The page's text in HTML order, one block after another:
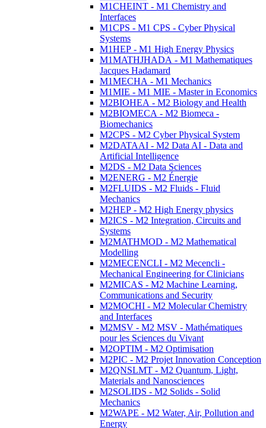
M1CHEINT - M1 Chemistry and
Interfaces
M1CPS - M1 CPS - Cyber Physical
Systems
M1HEP - M1 High Energy Physics
M1MATHJHADA - M1 Mathematiques
Jacques Hadamard
M1MECHA - M1 Mechanics
M1MIE - M1 MIE - Master in Economics
M2BIOHEA - M2 Biology and Health
M2BIOMECA - M2 Biomeca -
Biomechanics
M2CPS - M2 Cyber Physical System
M2DATAAI - M2 Data AI - Data and
Artificial Intelligence
M2DS - M2 Data Sciences
M2ENERG - M2 Énergie
M2FLUIDS - M2 Fluids - Fluid
Mechanics
M2HEP - M2 High Energy physics
M2ICS - M2 Integration, Circuits and
Systems
M2MATHMOD - M2 Mathematical
Modelling
M2MECENCLI - M2 Mecencli -
Mechanical Engineering for Clinicians
M2MICAS - M2 Machine Learning,
Communications and Security
M2MOCHI - M2 Molecular Chemistry
and Interfaces
M2MSV - M2 MSV - Mathématiques
pour les Sciences du Vivant
M2OPTIM - M2 Optimisation
M2PIC - M2 Projet Innovation Conception
M2QNSLMT - M2 Quantum, Light,
Materials and Nanosciences
M2SOLIDS - M2 Solids - Solid
Mechanics
M2WAPE - M2 Water, Air, Pollution and
Energy